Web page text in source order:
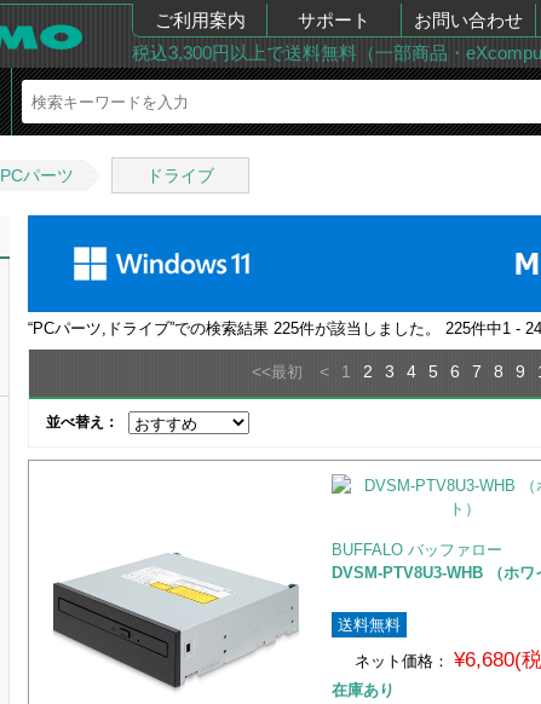
ご利用案内 サポート お問い合わせ
税込3,300円以上で送料無料（一部商品・
PCパーツ ドライブ
“PCパーツ,ドライブ”での検索結果 225件が該当しました。 225件中1 - 24
<<最初 < 1 2 3 4 5 6 7 8 9
並べ替え：
BUFFALO バッファロー
DVSM-PTV8U3-WHB （ホワ
送料無料
ネット価格： ¥6,680(
在庫あり